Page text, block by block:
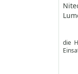
die